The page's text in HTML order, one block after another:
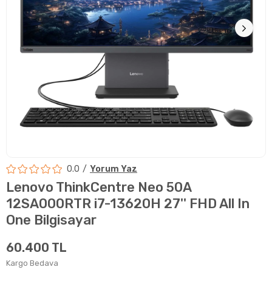
0.0 Yorum Yaz
Lenovo ThinkCentre Neo 50A
12SA000RTR i7-13620H 27'' FHD All In
One Bilgisayar
60.400 TL
Kargo Bedava